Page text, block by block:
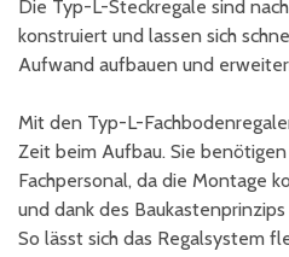
Die Typ-L-Steckregale sind
konstruiert und lassen sich
Aufwand aufbauen und
Mit den Typ-L-
Zeit beim Aufbau. Sie
Fachpersonal, da die Montage
und dank des
So lässt sich das Regalsystem